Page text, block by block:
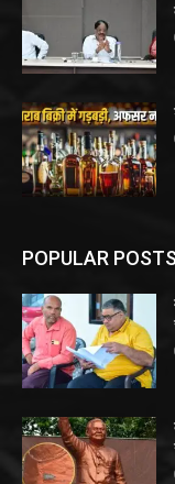
POPULAR POSTS